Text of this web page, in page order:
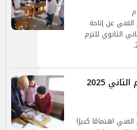
الفني عن إتاحة
الثانوي للترم
رابط التقييمات الأسبوعية الترم الثاني 2025
اهتمامًا كبيرًا